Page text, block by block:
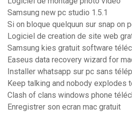
Samsung new pc studio 1.5.1
Si on bloque quelquun sur snap on
Logiciel de creation de site web
Samsung kies gratuit software
Easeus data recovery wizard for
Installer whatsapp sur pc sans
Keep talking and nobody explodes
Clash of clans windows phone
Enregistrer son ecran mac gratuit